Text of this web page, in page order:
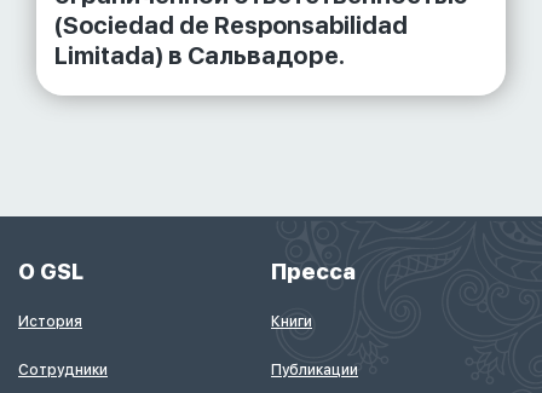
(Sociedad de Responsabilidad
Limitada) в Сальвадоре.
О GSL
История
Сотрудники
Пресса
Книги
Публикации